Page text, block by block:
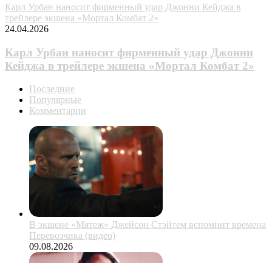
Карл Урбан наносит фирменный удар Джонни Кейджа в
трейлере экшена «Мортал Комбат 2»
24.04.2026
Карл Урбан наносит фирменный удар Джонни
Кейджа в трейлере экшена «Мортал Комбат 2»
Последние
Популярные
Комментарии
В экшене «Мятеж» Джейсон Стэйтем вспомнит времена
Перевозчика (видео)
09.08.2026